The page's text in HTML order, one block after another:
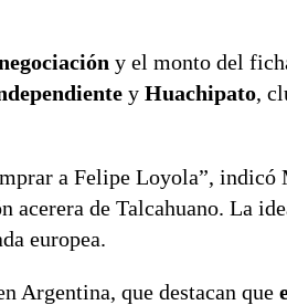
y el monto del
y Huachipato,
a Felipe Loyola”, indicó
de Talcahuano. La
europea.
Argentina, que destacan que